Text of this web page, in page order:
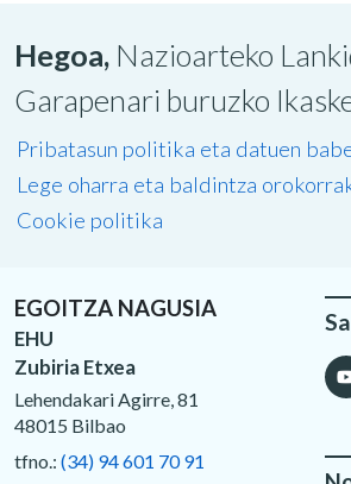
Hegoa, Nazioarteko
Garapenari buruzko
Pribatasun politika eta datuen
Lege oharra eta baldintza
Cookie politika
EGOITZA NAGUSIA
EHU
Zubiria Etxea
Lehendakari Agirre, 81
48015 Bilbao
tfno.: (34) 94 601 70 91